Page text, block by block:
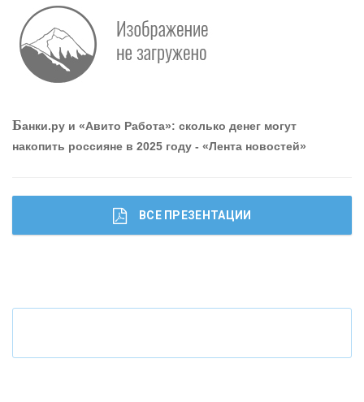
«ПРЕСС-СЛУЖБА ВТБ24»
«АВТОГРАДБАНК»
ОНАС
Банки.ру и «Авито Работа»: сколько денег могут
накопить россияне в 2025 году - «Лента новостей»
ВСЕ ПРЕЗЕНТАЦИИ